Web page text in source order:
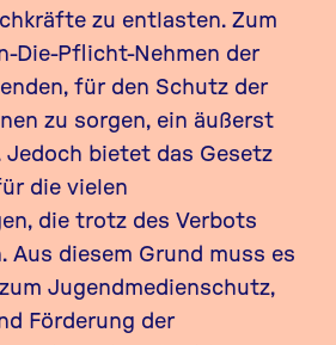
zu entlasten. Zum
Die-Pflicht-Nehmen der
für den Schutz der
zu sorgen, ein äußerst
bietet das Gesetz
die vielen
die trotz des Verbots
Aus diesem Grund muss es
Jugendmedienschutz,
Förderung der